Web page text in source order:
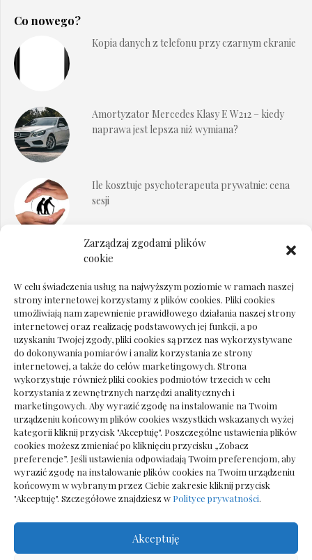
Zarządzaj zgodami plików
cookie
W celu świadczenia usług na najwyższym poziomie w ramach naszej
strony internetowej korzystamy z plików cookies. Pliki cookies
umożliwiają nam zapewnienie prawidłowego działania naszej strony
internetowej oraz realizację podstawowych jej funkcji, a po
uzyskaniu Twojej zgody, pliki cookies są przez nas wykorzystywane
do dokonywania pomiarów i analiz korzystania ze strony
internetowej, a także do celów marketingowych. Strona
wykorzystuje również pliki cookies podmiotów trzecich w celu
korzystania z zewnętrznych narzędzi analitycznych i
marketingowych. Aby wyrazić zgodę na instalowanie na Twoim
urządzeniu końcowym plików cookies wszystkich wskazanych wyżej
kategorii kliknij przycisk "Akceptuję". Poszczególne ustawienia plików
cookies możesz zmieniać po kliknięciu przycisku „Zobacz
preferencje”. Jeśli ustawienia odpowiadają Twoim preferencjom, aby
wyrazić zgodę na instalowanie plików cookies na Twoim urządzeniu
końcowym w wybranym przez Ciebie zakresie kliknij przycisk
"Akceptuję". Szczegółowe znajdziesz w Polityce prywatności.
Akceptuję
Co nowego?
Kopia danych z telefonu przy czarnym ekranie
Amortyzator Mercedes Klasy E W212 – kiedy
naprawa jest lepsza niż wymiana?
Ile kosztuje psychoterapeuta prywatnie: cena
sesji
Dokumenty do odbioru przy zmianie biura
Deska podłogowa do salonu: jak wybrać bez
pośpiechu